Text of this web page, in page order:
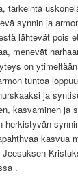
tärkeintä
synnin ja
lähtevät pois
menevät
on
tuntoa
ja
kasvaminen ja
herkistyvän
kasvua
Jeesuksen
.